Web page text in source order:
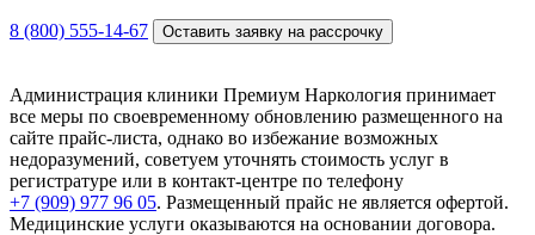
8 (800) 555-14-67 Оставить заявку на рассрочку
Администрация клиники Премиум Наркология принимает
все меры по своевременному обновлению размещенного на
сайте прайс-листа, однако во избежание возможных
недоразумений, советуем уточнять стоимость услуг в
регистратуре или в контакт-центре по телефону
+7 (909) 977 96 05. Размещенный прайс не является офертой.
Медицинские услуги оказываются на основании договора.